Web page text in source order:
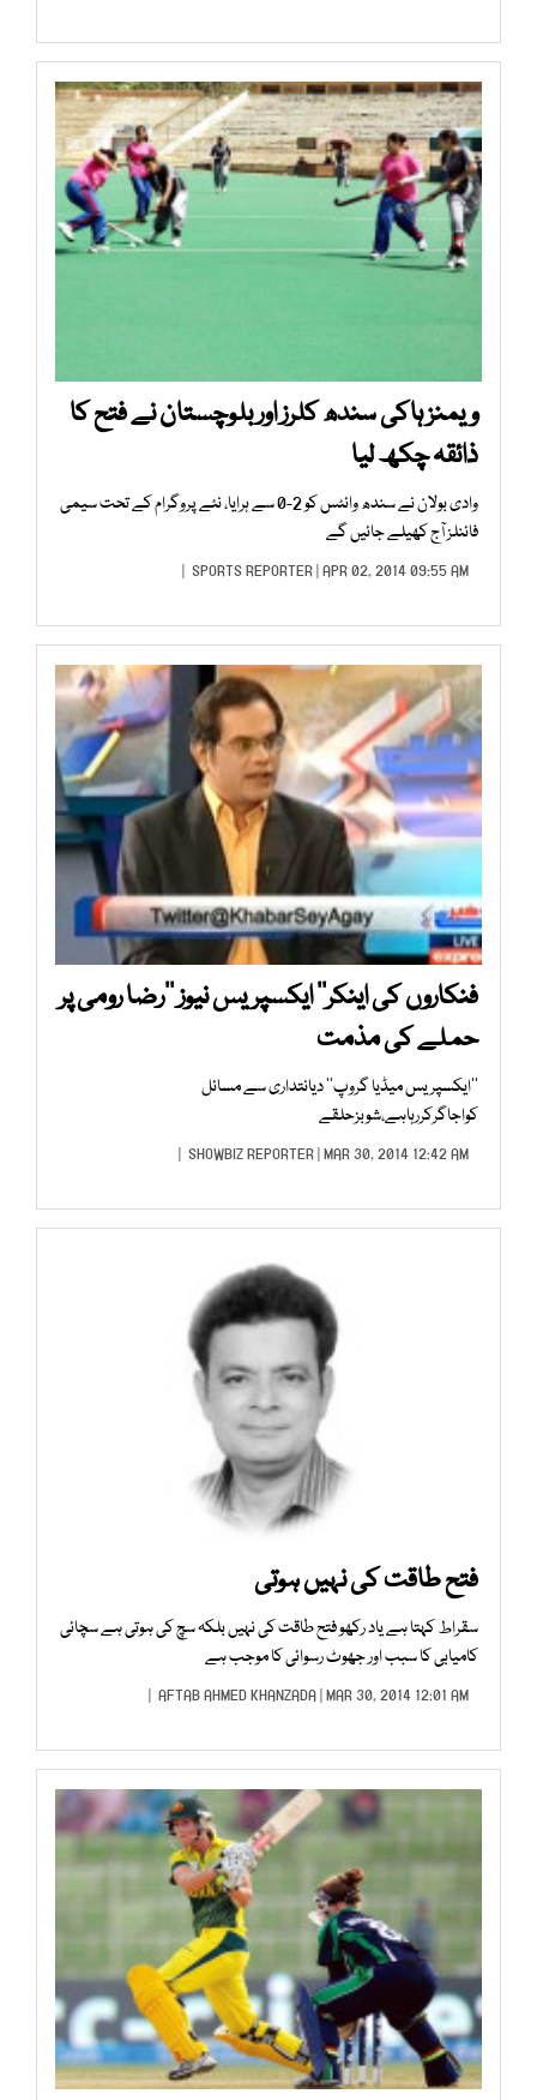
ویمنز ہاکی سندھ کلرز اور بلوچستان نے فتح کا
ذائقہ چکھ لیا
وادی بولان نے سندھ وائٹس کو 2-0 سے ہرایا، نئے پروگرام کے تحت سیمی
فائنلز آج کھیلے جائیں گے
SPORTS REPORTER| APR 02, 2014 09:55 AM |
فنکاروں کی اینکر’’ ایکسپریس نیوز ‘‘رضا رومی پر
حملے کی مذمت
’’ایکسپریس میڈیا گروپ‘‘ دیانتداری سے مسائل
کواجاگرکررہاہے،شوبزحلقے
SHOWBIZ REPORTER| MAR 30, 2014 12:42 AM |
فتح طاقت کی نہیں ہوتی
سقراط کہتا ہے یاد رکھو فتح طاقت کی نہیں بلکہ سچ کی ہوتی ہے سچائی
کامیابی کا سبب اور جھوٹ رسوائی کا موجب ہے
AFTAB AHMED KHANZADA| MAR 30, 2014 12:01 AM |